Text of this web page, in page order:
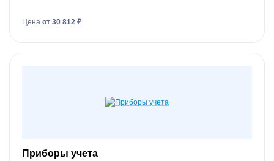
Цена от 30 812 ₽
Приборы учета